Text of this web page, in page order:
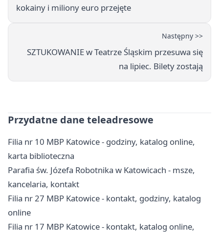
kokainy i miliony euro przejęte
Następny >>
SZTUKOWANIE w Teatrze Śląskim przesuwa się
na lipiec. Bilety zostają
Przydatne dane teleadresowe
Filia nr 10 MBP Katowice - godziny, katalog online,
karta biblioteczna
Parafia św. Józefa Robotnika w Katowicach - msze,
kancelaria, kontakt
Filia nr 27 MBP Katowice - kontakt, godziny, katalog
online
Filia nr 17 MBP Katowice - kontakt, katalog online,